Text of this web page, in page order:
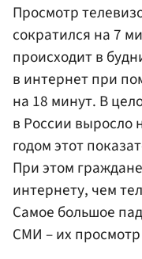
Просмотр
сократился на 7
происходит в
в интернет при
на 18 минут. В
в России выросло
годом этот
При этом
интернету, чем
Самое большое
СМИ – их